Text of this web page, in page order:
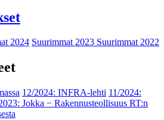
2024 Suurimmat 2023 Suurimmat 2022
12/2024: INFRA-lehti 11/2024:
Jokka − Rakennusteollisuus RT:n